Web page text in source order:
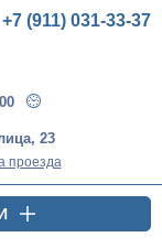
+7 (911) 031-33-37
23
проезда